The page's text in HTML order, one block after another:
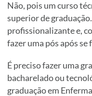
Não, pois um curso
superior de
profissionalizante e,
fazer uma pós após se
É preciso fazer uma
bacharelado ou
graduação em